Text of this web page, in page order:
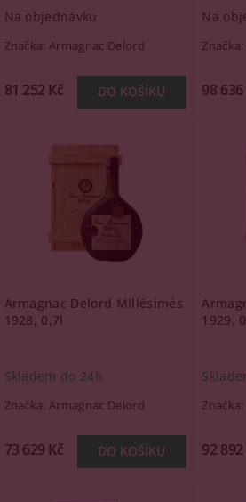
Na objednávku
Značka: Armagnac Delord
81 252 Kč
Na
Značka:
98 636
Armagnac Delord Millésimés
1928, 0,7l
Skladem do 24h
Značka: Armagnac Delord
73 629 Kč
1929,
Značka:
92 892